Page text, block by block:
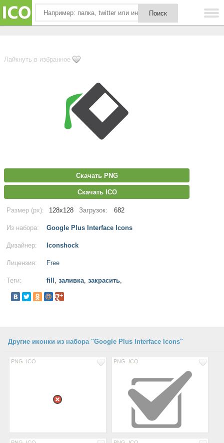
Лайкнуть в избранное
Скачать PNG
Скачать ICO
Размер (px): 128x128 Загрузок: 682
Из набора: Google Plus Interface Icons
Дизайнер: Iconshock
Лицензия: Free
Теги: fill , заливка, закрасить,
Другие иконки из набора "Google Plus Interface Icons"
PNG ICO PNG ICO